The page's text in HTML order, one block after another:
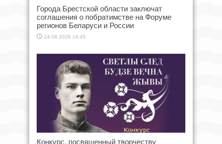
Города Брестской области заключат
соглашения о побратимстве на Форуме
регионов Беларуси и России
24.06.2026 14:45
Конкурс, посвященный творчеству